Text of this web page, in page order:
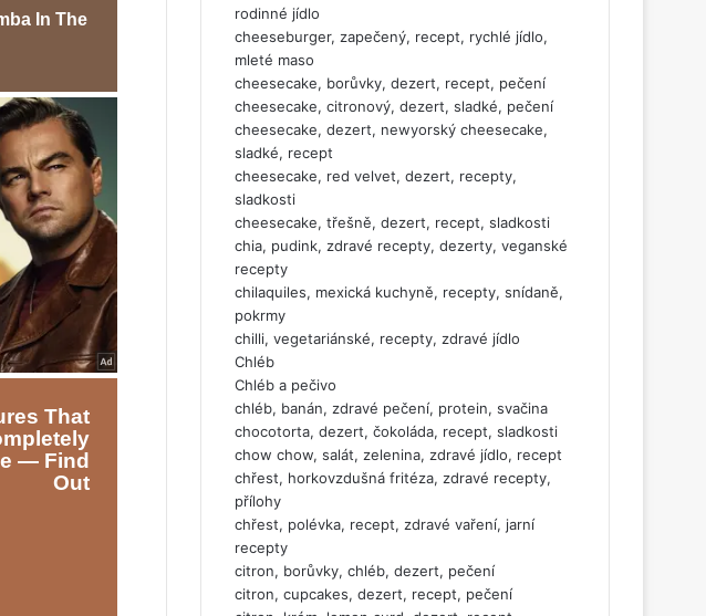
rodinné jídlo
cheeseburger, zapečený, recept, rychlé jídlo,
mleté maso
cheesecake, borůvky, dezert, recept, pečení
cheesecake, citronový, dezert, sladké, pečení
cheesecake, dezert, newyorský cheesecake,
sladké, recept
cheesecake, red velvet, dezert, recepty,
sladkosti
cheesecake, třešně, dezert, recept, sladkosti
chia, pudink, zdravé recepty, dezerty, veganské
recepty
chilaquiles, mexická kuchyně, recepty, snídaně,
pokrmy
chilli, vegetariánské, recepty, zdravé jídlo
Chléb
Chléb a pečivo
chléb, banán, zdravé pečení, protein, svačina
chocotorta, dezert, čokoláda, recept, sladkosti
chow chow, salát, zelenina, zdravé jídlo, recept
chřest, horkovzdušná fritéza, zdravé recepty,
přílohy
chřest, polévka, recept, zdravé vaření, jarní
recepty
citron, borůvky, chléb, dezert, pečení
citron, cupcakes, dezert, recept, pečení